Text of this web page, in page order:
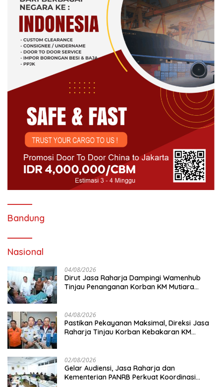
Bandung
Nasional
04/08/2026
Dirut Jasa Raharja Dampingi Wamenhub
Tinjau Penanganan Korban KM Mutiara
04/08/2026
Pastikan Pekayanan Maksimal, Direksi Jasa
Raharja Tinjau Korban Kebakaran KM
02/08/2026
Gelar Audiensi, Jasa Raharja dan
Kementerian PANRB Perkuat Koordinasi